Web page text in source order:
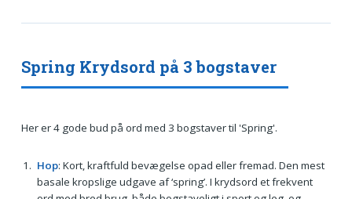
Spring Krydsord på 3 bogstaver
Her er 4 gode bud på ord med 3 bogstaver til 'Spring'.
Hop: Kort, kraftfuld bevægelse opad eller fremad. Den mest
basale kropslige udgave af ‘spring’. I krydsord et frekvent